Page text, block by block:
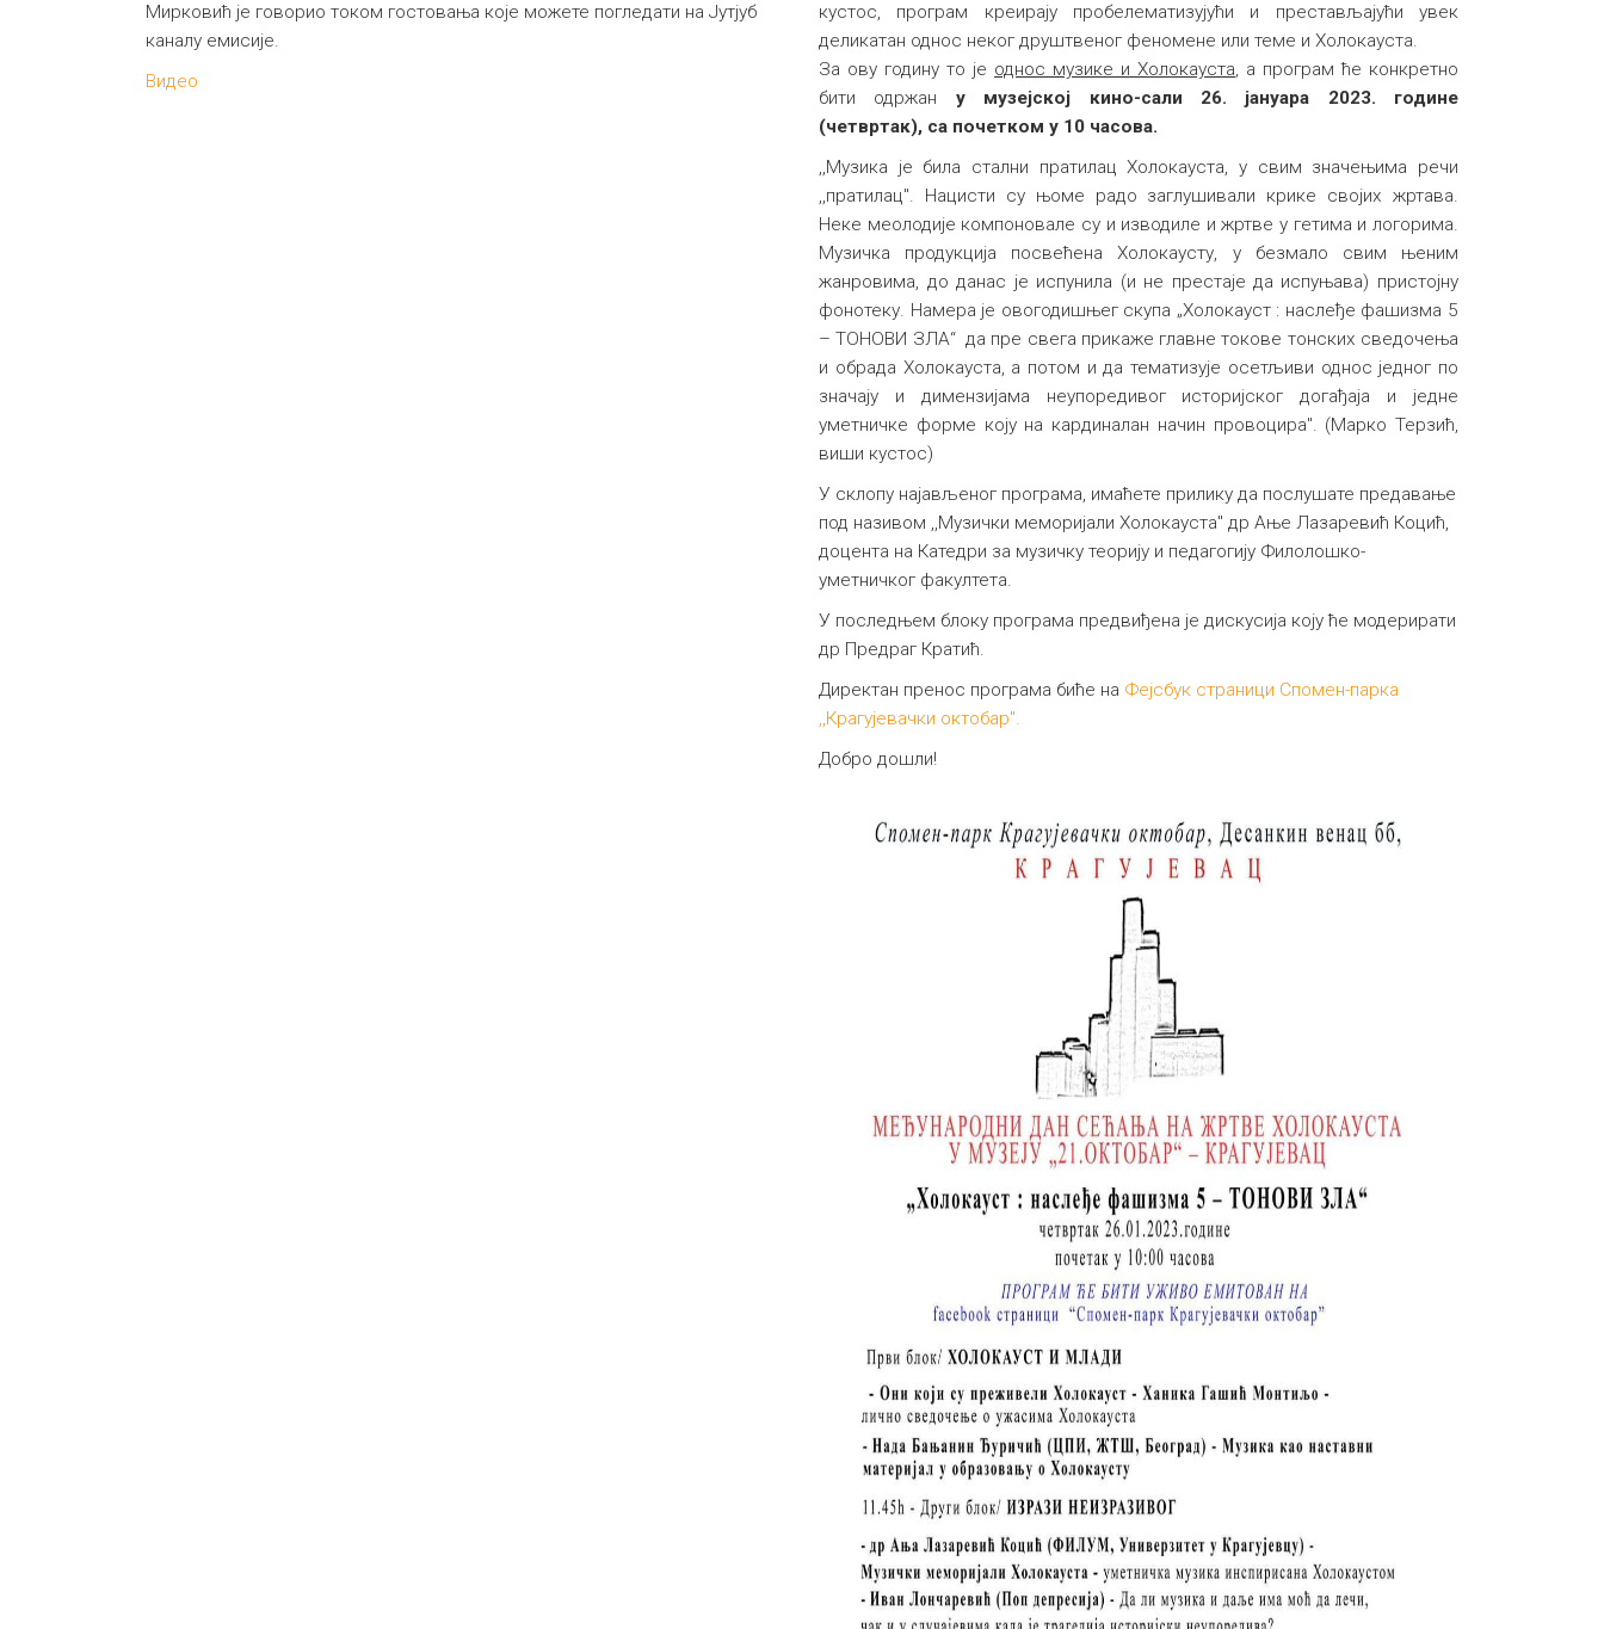
Мирковић је говорио током гостовања које можете погледати на Јутјуб
каналу емисије.
Видео
кустос, програм креирају пробелематизујући и престављајући увек
деликатан однос неког друштвеног феномене или теме и Холокауста.
За ову годину то је однос музике и Холокауста, а програм ће конкретно
бити одржан умузејској кино-сали 26. јануара 2023. године
(четвртак), са почетком у 10 часова.
,,Музика је била стални пратилац Холокауста, у свим значењима речи
,,пратилац". Нацисти су њоме радо заглушивали крике својих жртава.
Неке меолодије компоновале су и изводиле и жртве у гетима и логорима.
Музичка продукција посвећена Холокаусту, у безмало свим њеним
жанровима, до данас је испунила (и не престаје да испуњава) пристојну
фонотеку. Намера је овогодишњег скупа „Холокауст : наслеђе фашизма 5
– ТОНОВИ ЗЛА“ да пре свега прикаже главне токове тонских сведочења
и обрада Холокауста, а потом и да тематизује осетљиви однос једног по
значају и димензијама неупоредивог историјског догађаја и једне
уметничке форме коју на кардиналан начин провоцира". (Марко Терзић,
виши кустос)
У склопу најављеног програма, имаћете прилику да послушате предавање
под називом ,,Музички меморијали Холокауста" др Ање Лазаревић Коцић,
доцента на Катедри за музичку теорију и педагогију Филолошко-
уметничког факултета.
У последњем блоку програма предвиђена је дискусија коју ће модерирати
др Предраг Кратић.
Директан пренос програма биће на Фејсбук страници Спомен-парка
,,Крагујевачки октобар".
Добро дошли!